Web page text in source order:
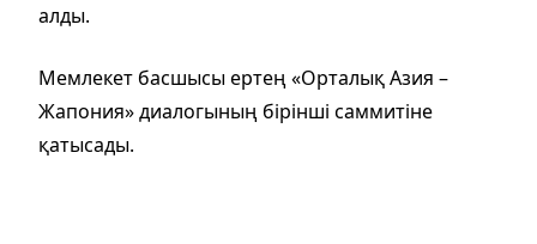
алды.
Мемлекет басшысы ертең «Орталық Азия –
Жапония» диалогының бірінші саммитіне
қатысады.